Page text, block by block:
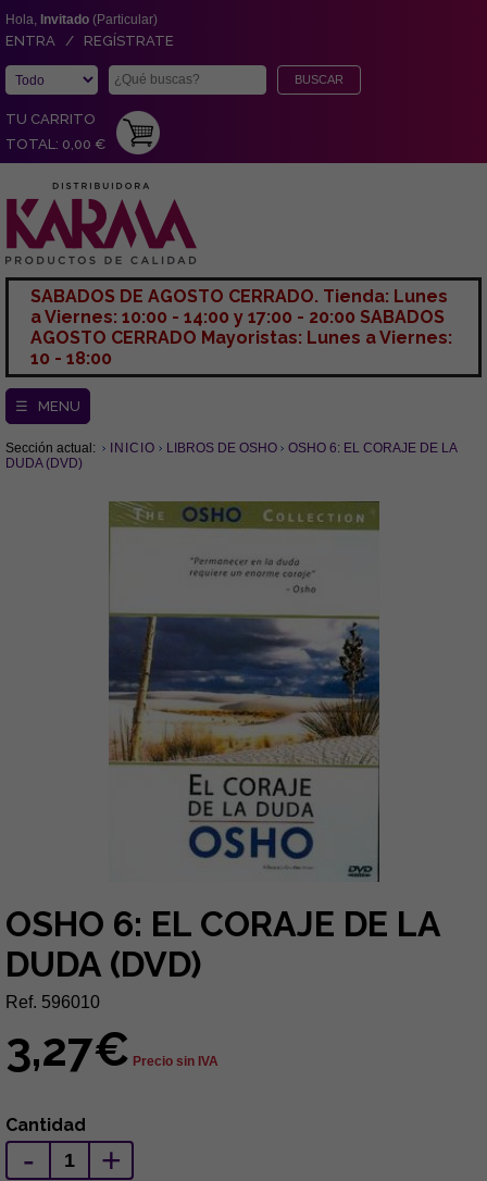
Hola, Invitado (Particular)
ENTRA / REGÍSTRATE
TU CARRITO
TOTAL: 0,00 €
SABADOS DE AGOSTO CERRADO. Tienda: Lunes
a Viernes: 10:00 - 14:00 y 17:00 - 20:00 SABADOS
AGOSTO CERRADO Mayoristas: Lunes a Viernes:
10 - 18:00
☰ MENU
Sección actual: INICIO LIBROS DE OSHO
OSHO 6: EL CORAJE DE LA
DUDA (DVD)
OSHO 6: EL CORAJE DE LA
DUDA (DVD)
Ref. 596010
3,27€ Precio sin IVA
Cantidad
- +